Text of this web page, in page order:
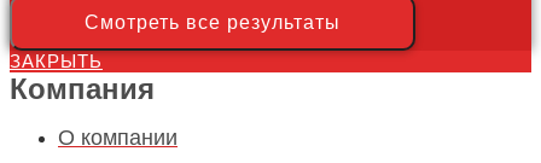
Смотреть все результаты
ЗАКРЫТЬ
Компания
О компании